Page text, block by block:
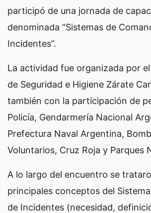
participó de una jornada de
denominada “Sistemas de
Incidentes”.
La actividad fue organizada por
de Seguridad e Higiene Zárate
también con la participación de
Policía, Gendarmería Nacional
Prefectura Naval Argentina,
Voluntarios, Cruz Roja y Parques
A lo largo del encuentro se
principales conceptos del
de Incidentes (necesidad,